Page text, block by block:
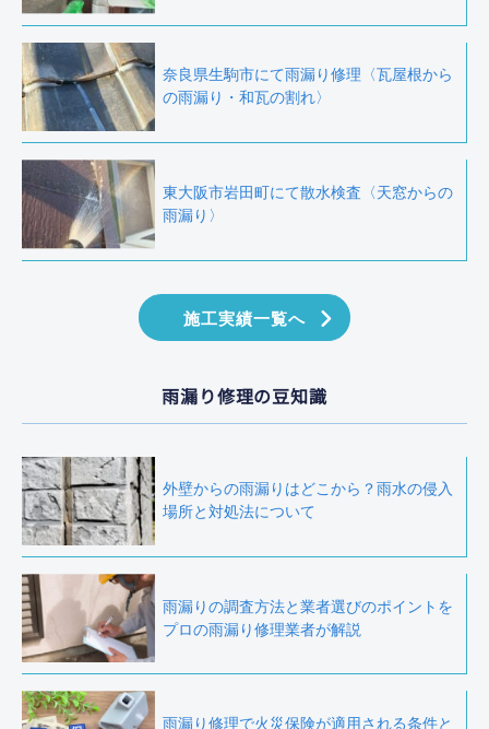
奈良県生駒市にて雨漏り修理〈瓦屋根から
の雨漏り・和瓦の割れ〉
東大阪市岩田町にて散水検査〈天窓からの
雨漏り〉
施工実績一覧へ
雨漏り修理の豆知識
外壁からの雨漏りはどこから？雨水の侵入
場所と対処法について
雨漏りの調査方法と業者選びのポイントを
プロの雨漏り修理業者が解説
雨漏り修理で火災保険が適用される条件と